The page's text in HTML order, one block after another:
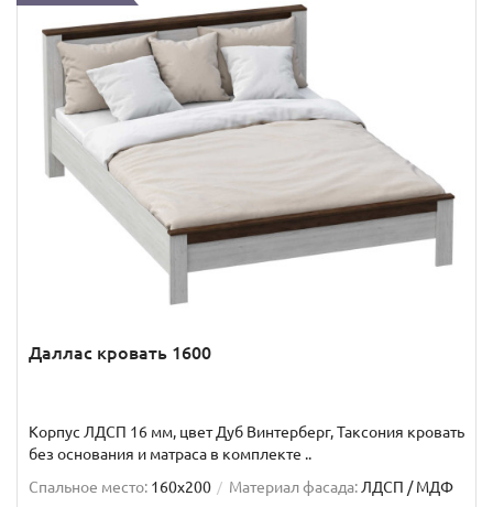
Даллас кровать 1600
Корпус ЛДСП 16 мм, цвет Дуб Винтерберг, Таксония кровать
без основания и матраса в комплекте ..
Спальное место: 160x200 Материал фасада: ЛДСП / МДФ